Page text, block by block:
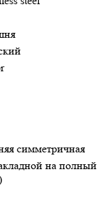
симметричная
на полный